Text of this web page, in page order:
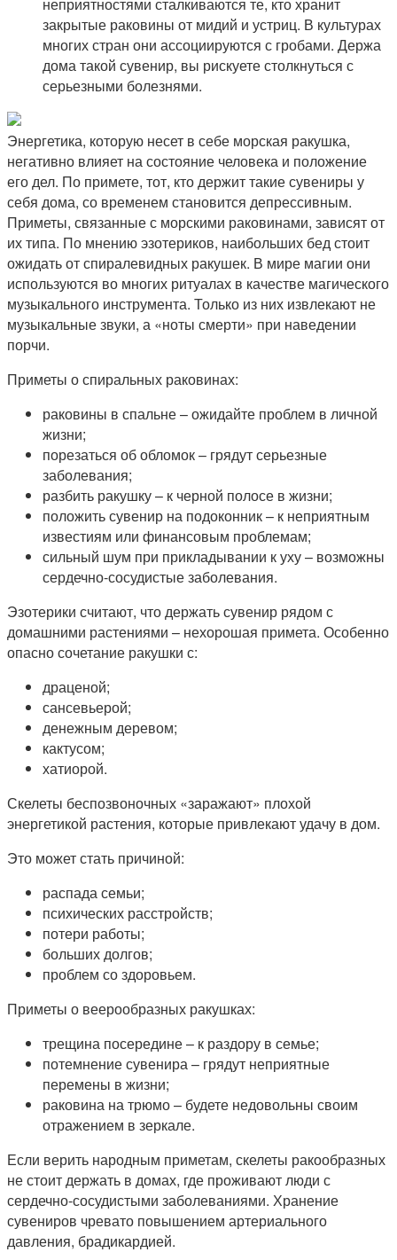
закрытые раковины от мидий и устриц. В культурах
многих стран они ассоциируются с гробами. Держа
дома такой сувенир, вы рискуете столкнуться с
серьезными болезнями.
Энергетика, которую несет в себе морская ракушка,
негативно влияет на состояние человека и положение
его дел. По примете, тот, кто держит такие сувениры у
себя дома, со временем становится депрессивным.
Приметы, связанные с морскими раковинами, зависят от
их типа. По мнению эзотериков, наибольших бед стоит
ожидать от спиралевидных ракушек. В мире магии они
используются во многих ритуалах в качестве магического
музыкального инструмента. Только из них извлекают не
музыкальные звуки, а «ноты смерти» при наведении
порчи.
Приметы о спиральных раковинах:
раковины в спальне – ожидайте проблем в личной
жизни;
порезаться об обломок – грядут серьезные
заболевания;
разбить ракушку – к черной полосе в жизни;
положить сувенир на подоконник – к неприятным
известиям или финансовым проблемам;
сильный шум при прикладывании к уху – возможны
сердечно-сосудистые заболевания.
Эзотерики считают, что держать сувенир рядом с
домашними растениями – нехорошая примета. Особенно
опасно сочетание ракушки с:
драценой;
сансевьерой;
денежным деревом;
кактусом;
хатиорой.
Скелеты беспозвоночных «заражают» плохой
энергетикой растения, которые привлекают удачу в дом.
Это может стать причиной:
распада семьи;
психических расстройств;
потери работы;
больших долгов;
проблем со здоровьем.
Приметы о веерообразных ракушках:
трещина посередине – к раздору в семье;
потемнение сувенира – грядут неприятные
перемены в жизни;
раковина на трюмо – будете недовольны своим
отражением в зеркале.
Если верить народным приметам, скелеты ракообразных
не стоит держать в домах, где проживают люди с
сердечно-сосудистыми заболеваниями. Хранение
сувениров чревато повышением артериального
давления, брадикардией.